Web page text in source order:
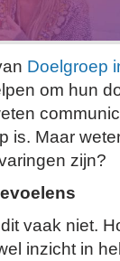
Doelgroep
om hun
is. Maar
zijn?
vaak niet.
inzicht in